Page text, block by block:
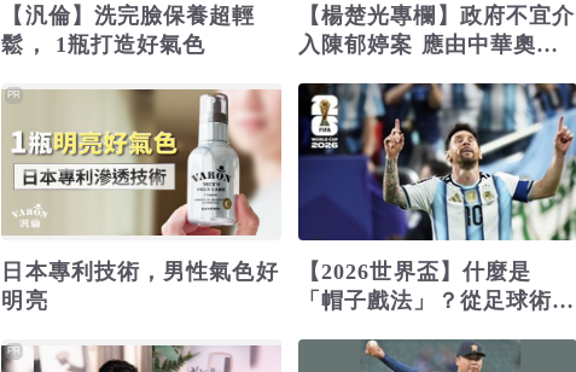
【汎倫】洗完臉保養超輕
鬆， 1瓶打造好氣色
【楊楚光專欄】政府不宜介
入陳郁婷案 應由中華奧會
日本專利技術，男性氣色好
明亮
PR
【2026世界盃】什麼是
「帽子戲法」？從足球術語
PR